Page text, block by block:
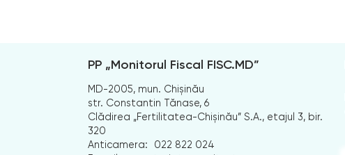
PP „Monitorul Fiscal FISC.MD”
MD-2005, mun. Chișinău
str. Constantin Tănase, 6
Clădirea „Fertilitatea-Chișinău” S.A., etajul 3, bir.
320
Anticamera:
022 822 024